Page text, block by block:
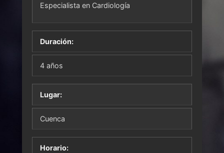
Especialista en Cardiología
Duración:
4 años
Lugar:
Cuenca
Horario: